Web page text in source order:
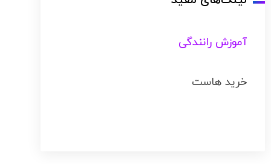
آموزش رانندگی
خرید هاست